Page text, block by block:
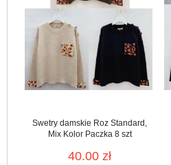
Swetry damskie Roz Standard,
Mix Kolor Paczka 8 szt
40.00 zł